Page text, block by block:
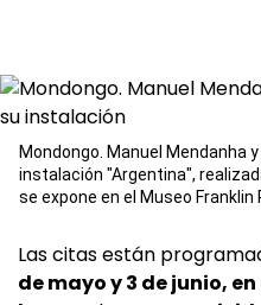
Mondongo. Manuel Mendanha
instalación "Argentina",
se expone en el Museo Franklin
Las citas están
de mayo y 3 de junio,